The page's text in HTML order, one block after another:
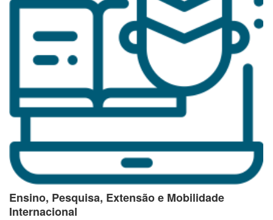
Ensino, Pesquisa, Extensão e Mobilidade
Internacional